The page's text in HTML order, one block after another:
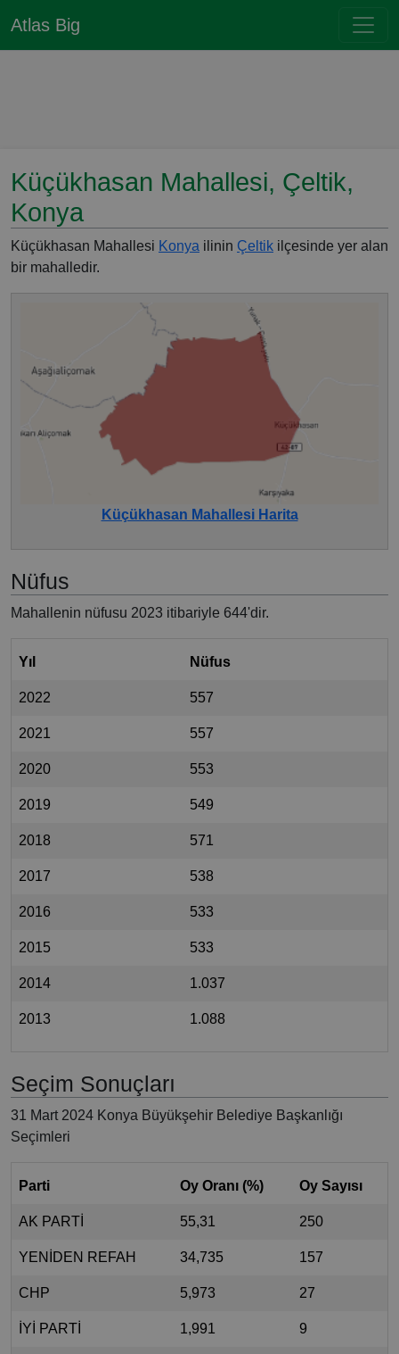
Atlas Big
Küçükhasan Mahallesi, Çeltik,
Konya
Küçükhasan Mahallesi Konya ilinin Çeltik ilçesinde yer alan
bir mahalledir.
Küçükhasan Mahallesi Harita
Nüfus
Mahallenin nüfusu 2023 itibariyle 644'dir.
Yıl Nüfus
2022 557
2021 557
2020 553
2019 549
2018 571
2017 538
2016 533
2015 533
2014 1.037
2013 1.088
Seçim Sonuçları
31 Mart 2024 Konya Büyükşehir Belediye Başkanlığı
Seçimleri
Parti Oy Oranı (%) Oy Sayısı
AK PARTİ 55,31 250
YENİDEN REFAH 34,735 157
CHP 5,973 27
İYİ PARTİ 1,991 9